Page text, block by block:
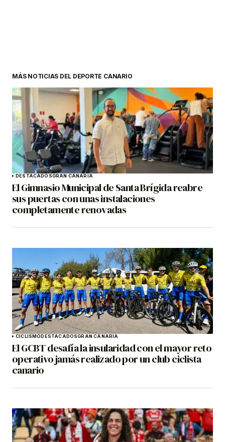
MÁS NOTICIAS DEL DEPORTE CANARIO
DESTACADOSGRAN CANARIA
El Gimnasio Municipal de Santa Brígida reabre
sus puertas con unas instalaciones
completamente renovadas
CICLISMODESTACADOSGRAN CANARIA
El GCBT desafía la insularidad con el mayor reto
operativo jamás realizado por un club ciclista
canario